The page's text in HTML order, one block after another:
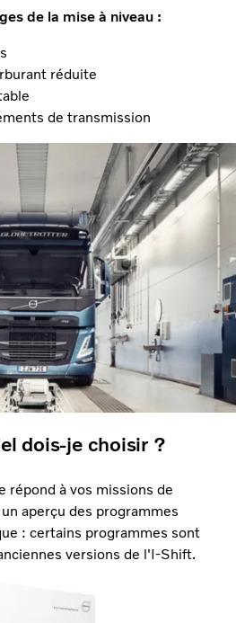
de la mise à niveau :
réduite
de transmission
dois-je choisir ?
répond à vos missions de
aperçu des programmes
: certains programmes sont
versions de l'I-Shift.